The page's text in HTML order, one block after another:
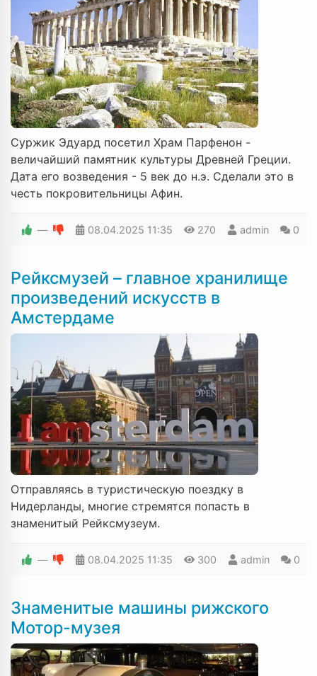
Суржик Эдуард посетил Храм Парфенон -
величайший памятник культуры Древней Греции.
Дата его возведения - 5 век до н.э. Сделали это в
честь покровительницы Афин.
— 08.04.2025 11:35 270 admin 0
Рейксмузей – главное хранилище
произведений искусств в
Амстердаме
Отправляясь в туристическую поездку в
Нидерланды, многие стремятся попасть в
знаменитый Рейксмузеум.
— 08.04.2025 11:35 300 admin 0
Знаменитые машины рижского
Мотор-музея